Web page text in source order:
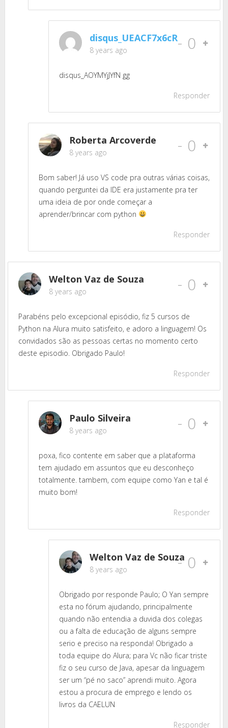
disqus_UEACF7x6cR
8 years ago - 0
disqus_AOYMYjJYfN gg
Responder
Roberta Arcoverde
8 years ago - 0
Bom saber! Já uso VS code pra outras várias coisas,
quando perguntei da IDE era justamente pra ter
uma ideia de por onde começar a
aprender/brincar com python
Responder
Welton Vaz de Souza
8 years ago - 0
Parabéns pelo excepcional episódio, fiz 5 cursos de
Python na Alura muito satisfeito, e adoro a linguagem! Os
convidados são as pessoas certas no momento certo
deste episodio. Obrigado Paulo!
Responder
Paulo Silveira
8 years ago - 0
poxa, fico contente em saber que a plataforma
tem ajudado em assuntos que eu desconheço
totalmente. tambem, com equipe como Yan e tal é
muito bom!
Responder
Welton Vaz de Souza
8 years ago - 0
Obrigado por responde Paulo; O Yan sempre
esta no fórum ajudando, principalmente
quando não entendia a duvida dos colegas
ou a falta de educação de alguns sempre
serio e preciso na responda! Obrigado a
toda equipe do Alura; para Vc não ficar triste
fiz o seu curso de Java, apesar da linguagem
ser um “pé no saco” aprendi muito. Agora
estou a procura de emprego e lendo os
livros da CAELUN
Responder